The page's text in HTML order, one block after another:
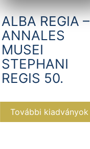
ALBA REGIA –
ANNALES
MUSEI
STEPHANI
REGIS 50.
További kiadványok